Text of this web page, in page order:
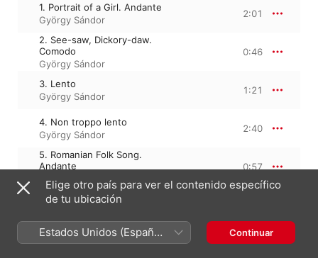
1. Portrait of a Girl. Andante
György Sándor
2:01
2. See-saw, Dickory-daw.
Comodo
György Sándor
0:46
3. Lento
György Sándor
1:21
4. Non troppo lento
György Sándor
2:40
5. Romanian Folk Song.
Andante
György Sándor
0:57
6. In the Walachian Style.
Allegretto
7. Poco lento
1:24
Elige otro país para ver el contenido específico
de tu ubicación
Estados Unidos (Español
México)
Continuar